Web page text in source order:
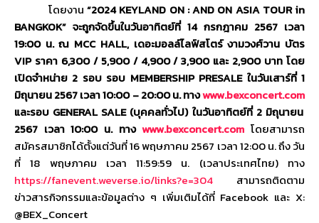
โดยงาน“2024KEYLAND ON : AND ON ASIA TOUR in
BANGKOK” จะถูกจัดขึ้นในวันอาทิตย์ที่ 14 กรกฎาคม 2567 เวลา
19:00 น. ณ MCC HALL, เดอะมอลล์ไลฟ์สโตร์ งามวงศ์วาน บัตร
VIP ราคา 6,300/ 5,900/ 4,900/3,900 และ 2,900 บาท โดย
เปิดจำหน่าย 2 รอบ รอบ MEMBERSHIP PRESALE ในวันเสาร์ที่1
มิถุนายน2567เวลา10:00 –20:00น.ทางwww.bexconcert.com
และรอบ GENERAL SALE (บุคคลทั่วไป) ในวันอาทิตย์ที่ 2 มิถุนายน
2567 เวลา10:00 น. ทางwww.bexconcert.com โดยสามารถ
สมัครสมาชิกได้ตั้งแต่วันที่16พฤษภาคม 2567 เวลา12:00น. ถึง วัน
ที่18 พฤษภาคม เวลา11:59:59 น. (เวลาประเทศไทย) ทาง
https://fanevent.weverse.io/links?e=304
สามารถติดตาม
ข่าวสารกิจกรรมและข้อมูลต่าง ๆ เพิ่มเติมได้ที่Facebook และ X:
@BEX_Concert